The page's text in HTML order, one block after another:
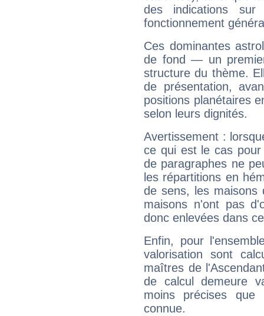
des indications sur
fonctionnement
Ces dominantes
de fond — un
structure du thème.
de présentation,
positions planétaires
selon leurs dignités.
Avertissement :
ce qui est le cas
de paragraphes ne
les répartitions en
de sens, les maisons
maisons n'ont pas
donc enlevées dans
Enfin, pour
valorisation sont
maîtres de
de calcul demeure
moins précises que
connue.